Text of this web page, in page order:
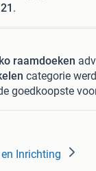
.
raamdoeken
categorie
goedkoopste
Inrichting